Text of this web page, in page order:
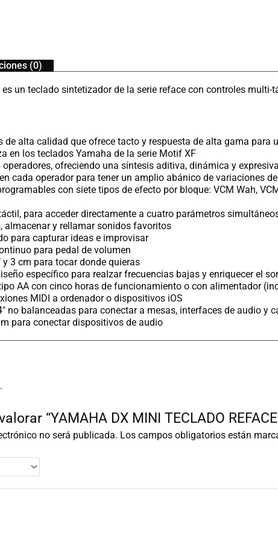
(0)
es un teclado sintetizador de la serie reface con controles
de alta calidad que ofrece tacto y respuesta de alta gama para
en los teclados Yamaha de la serie Motif XF
ofreciendo una síntesis aditiva, dinámica y expresiva
cada operador para tener un amplio abánico de variaciones
con siete tipos de efecto por bloque: VCM Wah,
para acceder directamente a cuatro parámetros
almacenar y rellamar sonidos favoritos
para capturar ideas e improvisar
para pedal de volumen
y 3 cm para tocar donde quieras
específico para realzar frecuencias bajas y enriquecer el
AA con cinco horas de funcionamiento o con alimentador
MIDI a ordenador o dispositivos iOS
no balanceadas para conectar a mesas, interfaces de audio y
para conectar dispositivos de audio
“YAMAHA DX MINI TECLADO
no será publicada. Los campos obligatorios están